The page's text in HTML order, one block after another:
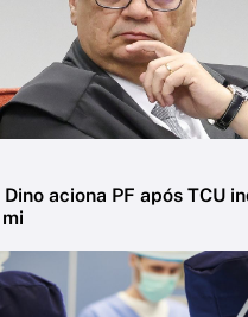
Dino aciona PF após TCU